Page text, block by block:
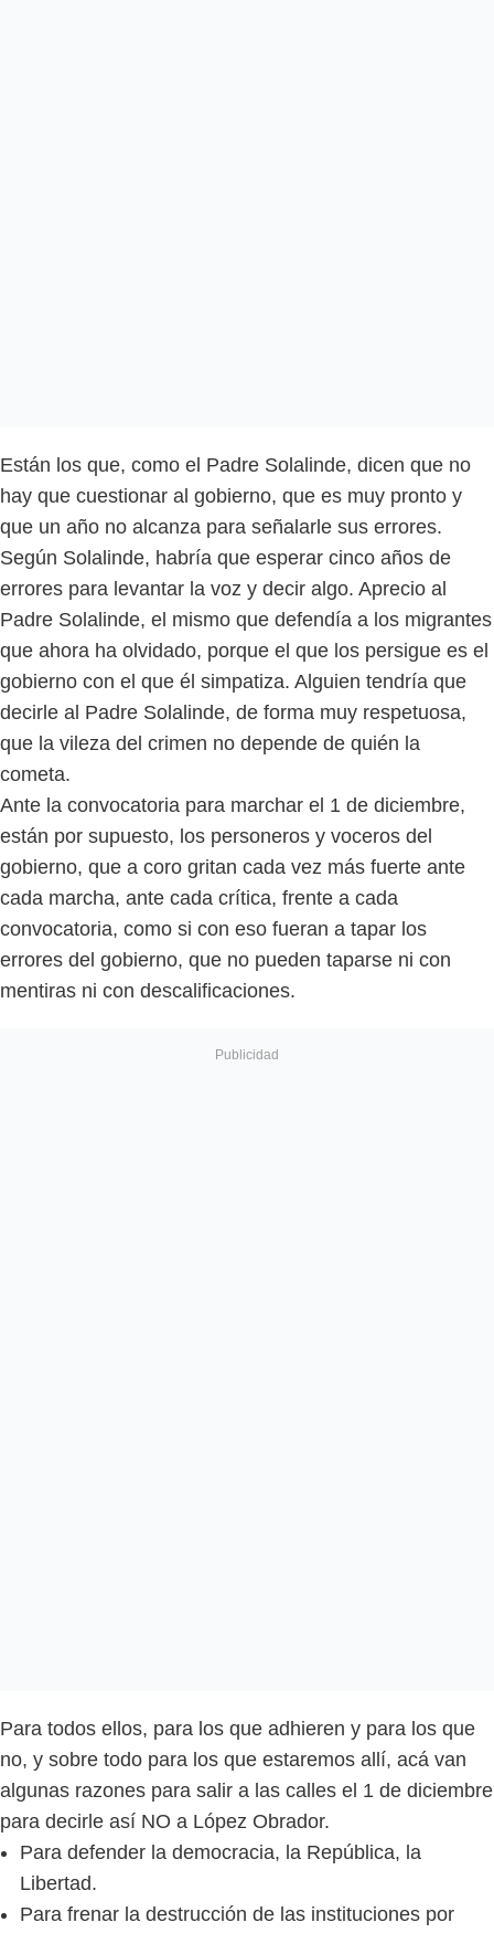
Están los que, como el Padre Solalinde, dicen que no
hay que cuestionar al gobierno, que es muy pronto y
que un año no alcanza para señalarle sus errores.
Según Solalinde, habría que esperar cinco años de
errores para levantar la voz y decir algo. Aprecio al
Padre Solalinde, el mismo que defendía a los migrantes
que ahora ha olvidado, porque el que los persigue es el
gobierno con el que él simpatiza. Alguien tendría que
decirle al Padre Solalinde, de forma muy respetuosa,
que la vileza del crimen no depende de quién la
cometa.
Ante la convocatoria para marchar el 1 de diciembre,
están por supuesto, los personeros y voceros del
gobierno, que a coro gritan cada vez más fuerte ante
cada marcha, ante cada crítica, frente a cada
convocatoria, como si con eso fueran a tapar los
errores del gobierno, que no pueden taparse ni con
mentiras ni con descalificaciones.
Para todos ellos, para los que adhieren y para los que
no, y sobre todo para los que estaremos allí, acá van
algunas razones para salir a las calles el 1 de diciembre
para decirle así NO a López Obrador.
Para defender la democracia, la República, la
Libertad.
Para frenar la destrucción de las instituciones por